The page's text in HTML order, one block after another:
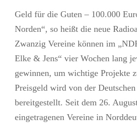
Geld für die Guten – 100.000
Norden“, so heißt die neue
Zwanzig Vereine können im
Elke & Jens“ vier Wochen lang
gewinnen, um wichtige Projekte
Preisgeld wird von der
bereitgestellt. Seit dem 26.
eingetragenen Vereine in